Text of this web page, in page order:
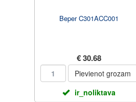
Beper C301ACC001
€ 30.68
Pievienot grozam
ir_noliktava